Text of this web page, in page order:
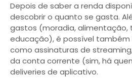
Depois de saber a renda
descobrir o quanto se gasta.
gastos (moradia, alimentação,
educação), é possível também
como assinaturas de
da conta corrente (sim, há
deliveries de aplicativo.